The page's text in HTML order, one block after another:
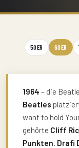
50ER 60ER
1964 – die
Beatles
want to hold
gehörte Cliff
Punkten. Drafi